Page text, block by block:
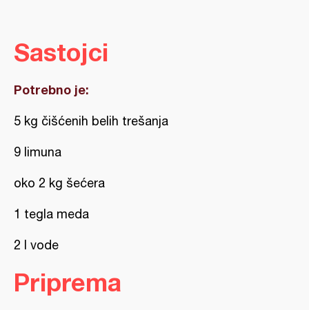
Sastojci
Potrebno je:
5 kg čišćenih belih trešanja
9 limuna
oko 2 kg šećera
1 tegla meda
2 l vode
Priprema